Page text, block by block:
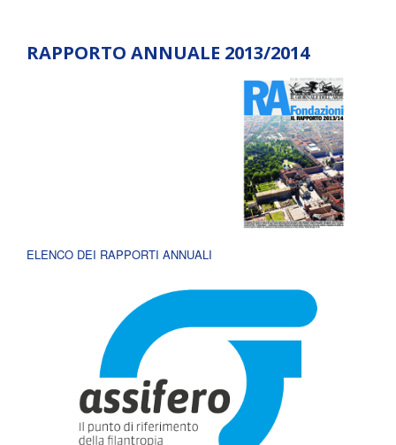
RAPPORTO ANNUALE 2013/2014
ELENCO DEI RAPPORTI ANNUALI